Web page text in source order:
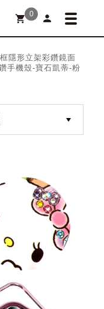
shopping_cart 0 person
形立架彩鑽鏡面
手機殼-寶石凱蒂-粉